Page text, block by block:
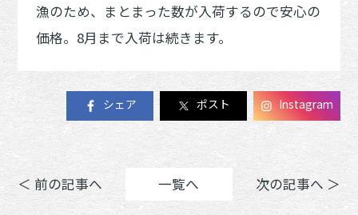
漁のため、まとまった数が入荷するので安心の
価格。8月まで入荷は続きます。
シェア ポスト Instagram
＜ 前の記事へ 一覧へ 次の記事へ ＞